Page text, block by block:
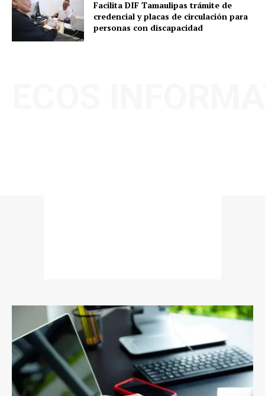
Facilita DIF Tamaulipas trámite de
credencial y placas de circulación para
personas con discapacidad